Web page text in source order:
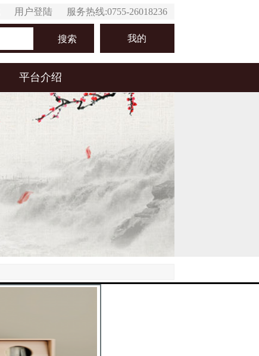
服务热线:0755-26018236
用户登陆
搜索 我的
平台介绍